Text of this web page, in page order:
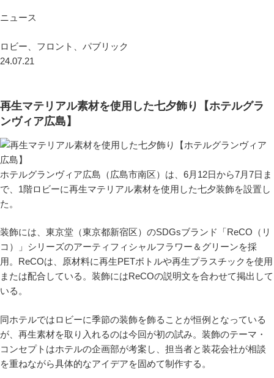
ニュース
ロビー、フロント、パブリック
24.07.21
再生マテリアル素材を使用した七夕飾り【ホテルグラ
ンヴィア広島】
ホテルグランヴィア広島（広島市南区）は、6月12日から7月7日ま
で、1階ロビーに再生マテリアル素材を使用した七夕装飾を設置し
た。
装飾には、東京堂（東京都新宿区）のSDGsブランド「ReCO（リ
コ）」シリーズのアーティフィシャルフラワー＆グリーンを採
用。ReCOは、原材料に再生PETボトルや再生プラスチックを使用
または配合している。装飾にはReCOの説明文を合わせて掲出して
いる。
同ホテルではロビーに季節の装飾を飾ることが恒例となっている
が、再生素材を取り入れるのは今回が初の試み。装飾のテーマ・
コンセプトはホテルの企画部が考案し、担当者と装花会社が相談
を重ねながら具体的なアイデアを固めて制作する。